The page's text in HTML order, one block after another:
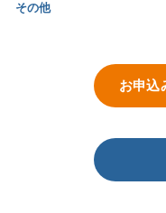
その他
お申込